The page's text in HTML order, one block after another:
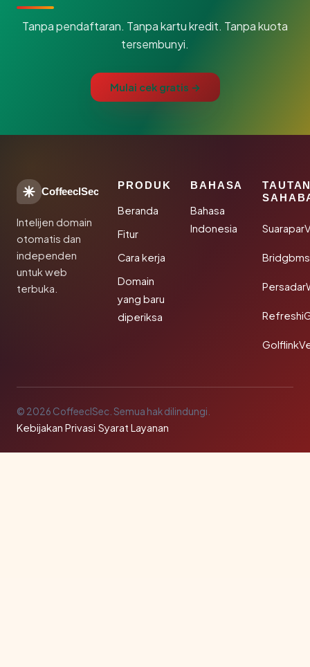
Tanpa pendaftaran. Tanpa kartu kredit. Tanpa kuota
tersembunyi.
Mulai cek gratis →
CoffeeclSec
Intelijen domain
otomatis dan
independen
untuk web
terbuka.
PRODUK
Beranda
Fitur
Cara kerja
Domain
yang baru
diperiksa
BAHASA
Bahasa
Indonesia
© 2026 CoffeeclSec. Semua hak dilindungi.
Kebijakan Privasi·Syarat Layanan